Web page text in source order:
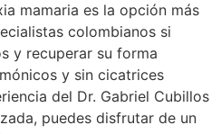
mamaria es la opción más
colombianos si
y recuperar su forma
y sin cicatrices
del Dr. Gabriel Cubillos
puedes disfrutar de un